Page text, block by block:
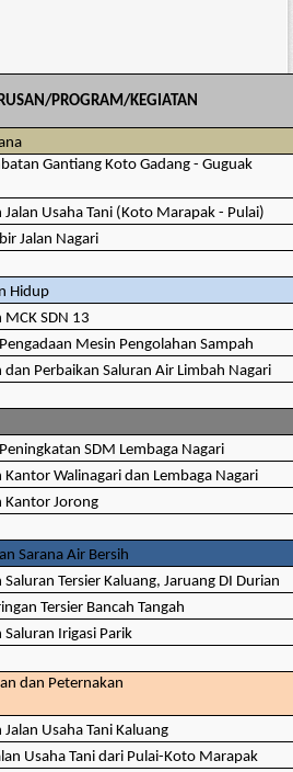
PROGRAM/KEGIATAN
Gantiang Koto Gadang - Guguak
Usaha Tani (Koto Marapak - Pulai)
Jalan Nagari
Hidup
SDN 13
Mesin Pengolahan Sampah
dan Perbaikan Saluran Air Limbah Nagari
SDM Lembaga Nagari
Kantor Walinagari dan Lembaga Nagari
Kantor Jorong
Sarana Air Bersih
Tersier Kaluang, Jaruang DI Durian
Tersier Bancah Tangah
Irigasi Parik
dan Peternakan
Usaha Tani Kaluang
Usaha Tani dari Pulai-Koto Marapak